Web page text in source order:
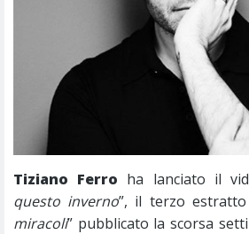
Tiziano Ferro ha lanciato il
questo inverno”, il terzo estratto
miracoli” pubblicato la scorsa